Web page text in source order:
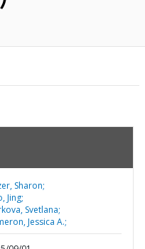
Sharon;
Jing;
Svetlana;
Jessica A.;